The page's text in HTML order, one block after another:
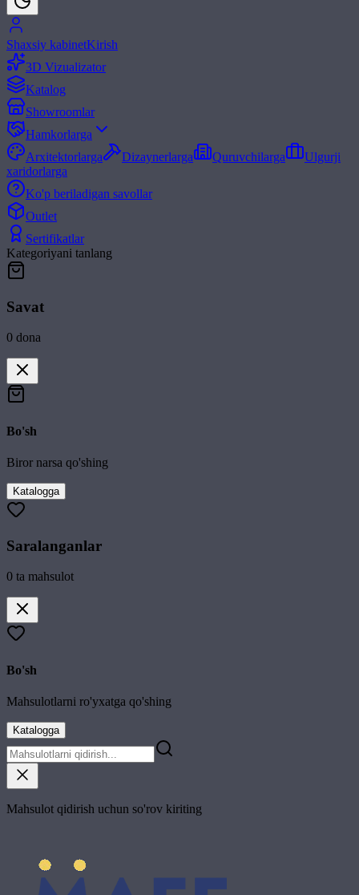
Shaxsiy kabinetKirish
3D Vizualizator
Katalog
Showroomlar
Hamkorlarga
Arxitektorlarga
Dizaynerlarga Quruvchilarga
Ulgurji
xaridorlarga
Ko'p beriladigan savollar
Outlet
Sertifikatlar
Kategoriyani tanlang
Savat
0 dona
Bo'sh
Biror narsa qo'shing
Katalogga
Saralanganlar
0 ta mahsulot
Bo'sh
Mahsulotlarni ro'yxatga qo'shing
Katalogga
Mahsulot qidirish uchun so'rov kiriting